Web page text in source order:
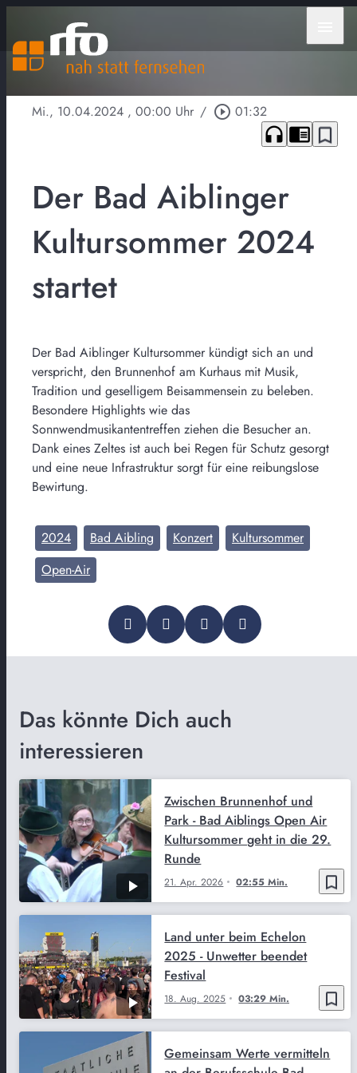
Mi., 10.04.2024 , 00:00 Uhr / play_circle_outline 01:32
headphones chrome_reader_mode bookmark_border
Der Bad Aiblinger
Kultursommer 2024
startet
Der Bad Aiblinger Kultursommer kündigt sich an und
verspricht, den Brunnenhof am Kurhaus mit Musik,
Tradition und geselligem Beisammensein zu beleben.
Besondere Highlights wie das
Sonnwendmusikantentreffen ziehen die Besucher an.
Dank eines Zeltes ist auch bei Regen für Schutz gesorgt
und eine neue Infrastruktur sorgt für eine reibungslose
Bewirtung.
2024 Bad Aibling Konzert
Kultursommer
Open-Air
Das könnte Dich auch
interessieren
bookmark_border
21. Apr. 2026 02:55 Min.
Zwischen Brunnenhof und
Park - Bad Aiblings Open Air
Kultursommer geht in die 29.
Runde
bookmark_border
18. Aug. 2025 03:29 Min.
Land unter beim Echelon
2025 - Unwetter beendet
Festival
Gemeinsam Werte vermitteln